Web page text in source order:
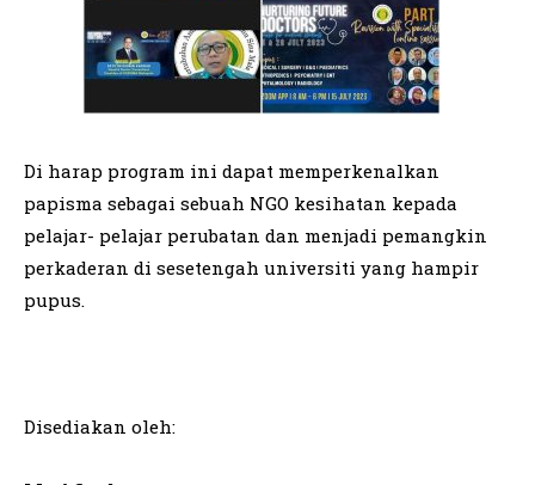
Di harap program ini dapat memperkenalkan
papisma sebagai sebuah NGO kesihatan kepada
pelajar- pelajar perubatan dan menjadi pemangkin
perkaderan di sesetengah universiti yang hampir
pupus.
Disediakan oleh: